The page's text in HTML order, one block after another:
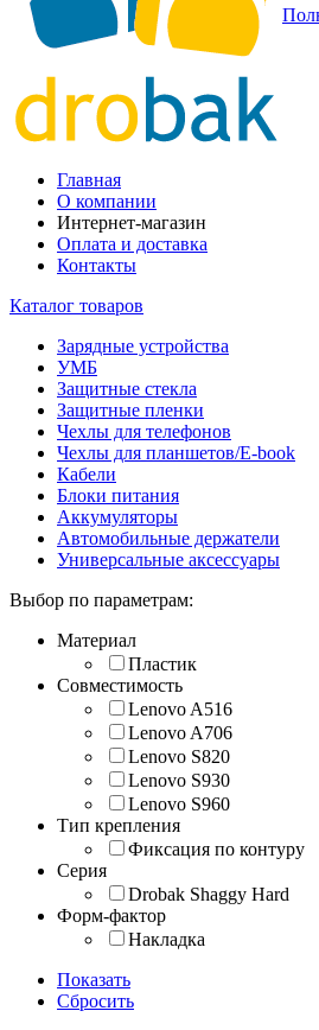
Главная
О компании
Интернет-магазин
Оплата и доставка
Контакты
Каталог товаров
Зарядные устройства
УМБ
Защитные стекла
Защитные пленки
Чехлы для телефонов
Чехлы для планшетов/E-book
Кабели
Блоки питания
Аккумуляторы
Автомобильные держатели
Универсальные аксессуары
Выбор по параметрам:
Материал
Пластик
Совместимость
Lenovo A516
Lenovo A706
Lenovo S820
Lenovo S930
Lenovo S960
Тип крепления
Фиксация по контуру
Серия
Drobak Shaggy Hard
Форм-фактор
Накладка
Показать
Сбросить